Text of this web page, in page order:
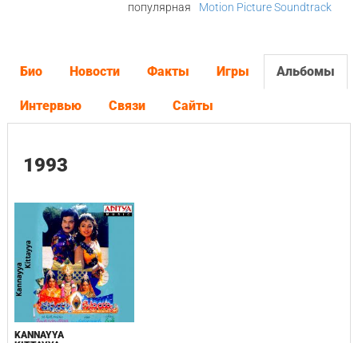
популярная
Motion Picture Soundtrack
Био Новости Факты Игры Альбомы
Интервью Связи Сайты
1993
KANNAYYA